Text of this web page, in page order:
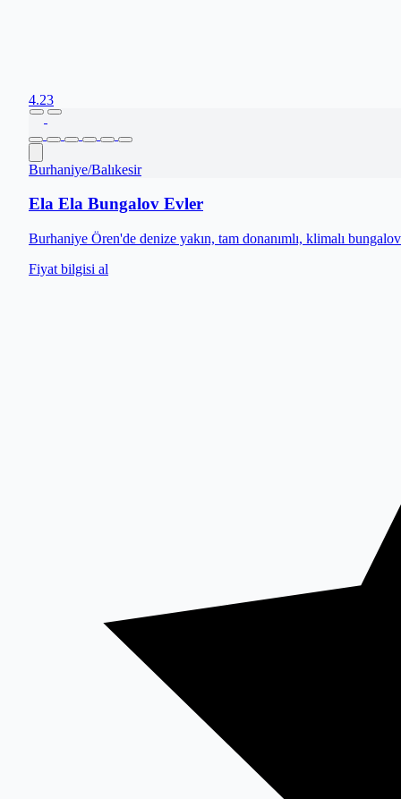
4.23
Burhaniye/Balıkesir
Ela Ela Bungalov Evler
Burhaniye Ören'de denize yakın, tam donanımlı, klimalı
Fiyat bilgisi al